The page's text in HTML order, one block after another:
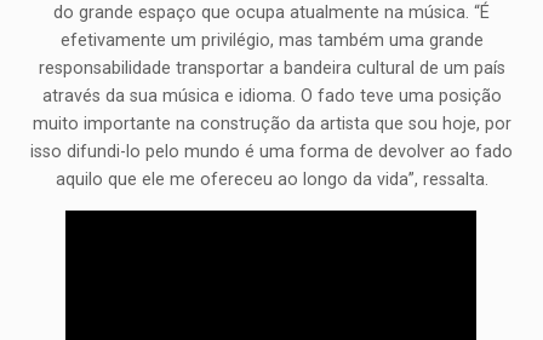
do grande espaço que ocupa atualmente na música. “É
efetivamente um privilégio, mas também uma grande
responsabilidade transportar a bandeira cultural de um país
através da sua música e idioma. O fado teve uma posição
muito importante na construção da artista que sou hoje, por
isso difundi-lo pelo mundo é uma forma de devolver ao fado
aquilo que ele me ofereceu ao longo da vida”, ressalta.